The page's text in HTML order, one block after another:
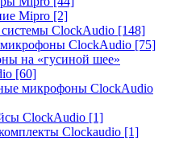
Mipro [2]
ClockAudio [148]
ClockAudio [75]
на «гусиной шее»
[60]
микрофоны ClockAudio
ClockAudio [1]
Clockaudio [1]